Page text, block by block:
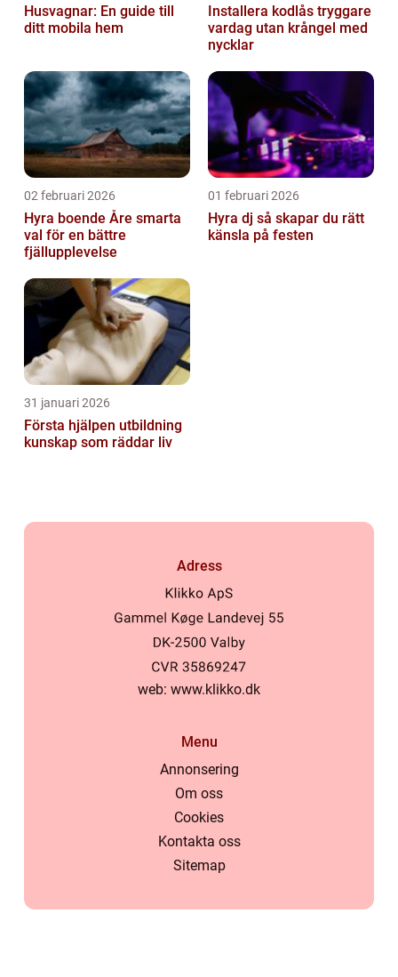
Husvagnar: En guide till
ditt mobila hem
Installera kodlås tryggare
vardag utan krångel med
nycklar
02 februari 2026
Hyra boende Åre smarta
val för en bättre
fjällupplevelse
01 februari 2026
Hyra dj så skapar du rätt
känsla på festen
31 januari 2026
Första hjälpen utbildning
kunskap som räddar liv
Adress
web: www.klikko.dk
Menu
Annonsering
Om oss
Cookies
Kontakta oss
Sitemap